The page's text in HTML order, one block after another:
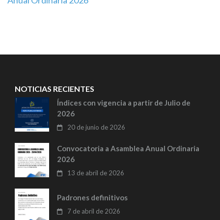
NOTICIAS RECIENTES
Índices con vigencia a partir de Julio de
2026
20 de junio de 2026
Convocatoria a Asamblea Anual Ordinaria
2026
13 de abril de 2026
Padrones definitivos
7 de abril de 2026